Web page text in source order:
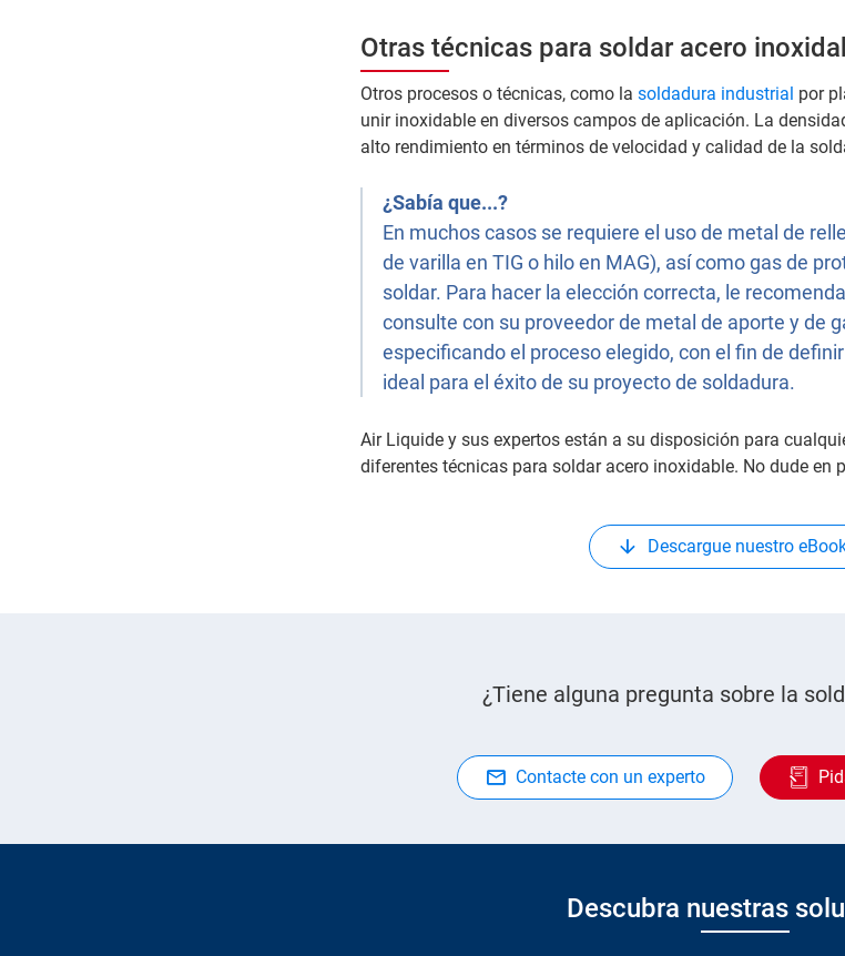
Otras técnicas para soldar acero
Otros procesos o técnicas, como la soldadura industrial por
unir inoxidable en diversos campos de aplicación. La
alto rendimiento en términos de velocidad y calidad de la
¿Sabía que...?
En muchos casos se requiere el uso de metal de
de varilla en TIG o hilo en MAG), así como gas de
soldar. Para hacer la elección correcta, le
consulte con su proveedor de metal de aporte y de
especificando el proceso elegido, con el fin de
ideal para el éxito de su proyecto de soldadura.
Air Liquide y sus expertos están a su disposición para
diferentes técnicas para soldar acero inoxidable. No dude en
Descargue nuestro
¿Tiene alguna pregunta sobre la
Contacte con un experto
Descubra nuestras